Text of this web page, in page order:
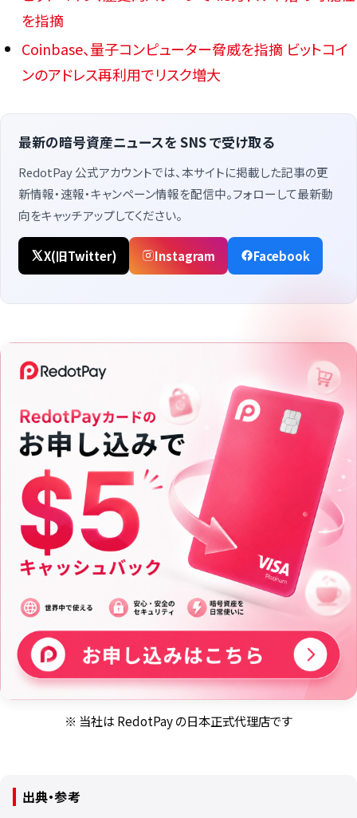
を指摘
Coinbase、量子コンピューター脅威を指摘 ビットコイ
ンのアドレス再利用でリスク増大
最新の暗号資産ニュースを SNS で受け取る
RedotPay 公式アカウントでは、本サイトに掲載した記事の更
新情報・速報・キャンペーン情報を配信中。フォローして最新動
向をキャッチアップしてください。
X(旧Twitter) Instagram Facebook
※ 当社は RedotPay の日本正式代理店です
出典・参考